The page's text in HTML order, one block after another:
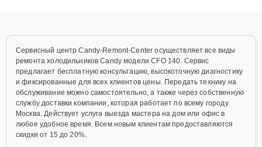
Сервисный центр Candy-Remont-Center осуществляет все виды
ремонта холодильников Candy модели CFO 140. Сервис
предлагает бесплатную консультацию, высокоточную диагностику
и фиксированные для всех клиентов цены. Передать технику на
обслуживание можно самостоятельно, а также через собственную
службу доставки компании, которая работает по всему городу
Москва. Действует услуга выезда мастера на дом или офис в
любое удобное время. Всем новым клиентам предоставляются
скидки от 15 до 20%.